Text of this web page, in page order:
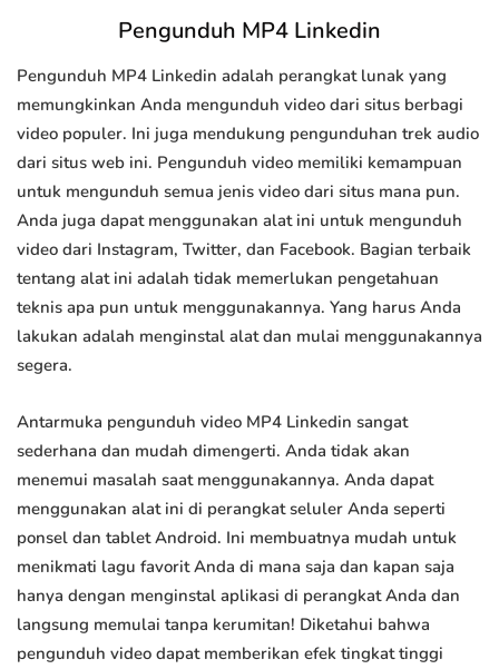
Pengunduh MP4 Linkedin
Pengunduh MP4 Linkedin adalah perangkat lunak yang
memungkinkan Anda mengunduh video dari situs berbagi
video populer. Ini juga mendukung pengunduhan trek audio
dari situs web ini. Pengunduh video memiliki kemampuan
untuk mengunduh semua jenis video dari situs mana pun.
Anda juga dapat menggunakan alat ini untuk mengunduh
video dari Instagram, Twitter, dan Facebook. Bagian terbaik
tentang alat ini adalah tidak memerlukan pengetahuan
teknis apa pun untuk menggunakannya. Yang harus Anda
lakukan adalah menginstal alat dan mulai menggunakannya
segera.
Antarmuka pengunduh video MP4 Linkedin sangat
sederhana dan mudah dimengerti. Anda tidak akan
menemui masalah saat menggunakannya. Anda dapat
menggunakan alat ini di perangkat seluler Anda seperti
ponsel dan tablet Android. Ini membuatnya mudah untuk
menikmati lagu favorit Anda di mana saja dan kapan saja
hanya dengan menginstal aplikasi di perangkat Anda dan
langsung memulai tanpa kerumitan! Diketahui bahwa
pengunduh video dapat memberikan efek tingkat tinggi